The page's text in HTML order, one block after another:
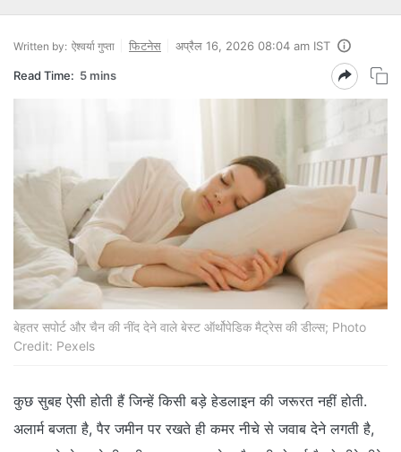
Written by: ऐश्वर्या गुप्ता फिटनेस अप्रैल 16, 2026 08:04 am IST
Read Time: 5 mins
बेहतर सपोर्ट और चैन की नींद देने वाले बेस्ट ऑर्थोपेडिक मैट्रेस की डील्स; Photo
Credit: Pexels
कुछ सुबह ऐसी होती हैं जिन्हें किसी बड़े हेडलाइन की जरूरत नहीं होती.
अलार्म बजता है, पैर जमीन पर रखते ही कमर नीचे से जवाब देने लगती है,